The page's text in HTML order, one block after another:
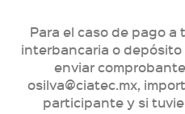
Para el caso de pago
interbancaria o
enviar
osilva@ciatec.mx,
participante y si